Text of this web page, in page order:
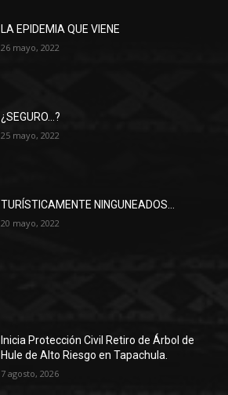
LA EPIDEMIA QUE VIENE
26 mayo, 2022
¿SEGURO…?
25 mayo, 2022
TURÍSTICAMENTE NINGUNEADOS…
20 mayo, 2022
Inicia Protección Civil Retiro de Árbol de
Hule de Alto Riesgo en Tapachula.
7 agosto, 2026